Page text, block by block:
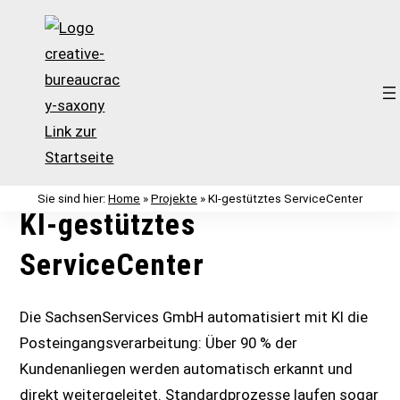
Zum
springen
Sie sind hier: Home » Projekte » KI-gestütztes ServiceCenter
KI-gestütztes
ServiceCenter
Die SachsenServices GmbH automatisiert mit KI die
Posteingangsverarbeitung: Über 90 % der
Kundenanliegen werden automatisch erkannt und
direkt weitergeleitet. Standardprozesse laufen sogar